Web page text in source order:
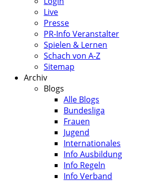
Live
Presse
PR-Info Veranstalter
Spielen & Lernen
Schach von A-Z
Sitemap
Archiv
Blogs
Alle Blogs
Bundesliga
Frauen
Jugend
Internationales
Info Ausbildung
Info Regeln
Info Verband